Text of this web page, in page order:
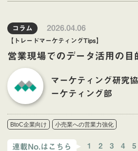
コラム 2026.04.06
【トレードマーケティングTips】
営業現場でのデータ活用の目
マーケティング研究
ーケティング部
連載No.はこちら 1 2 3 4 5
BtoC企業向け 小売業への営業力強化